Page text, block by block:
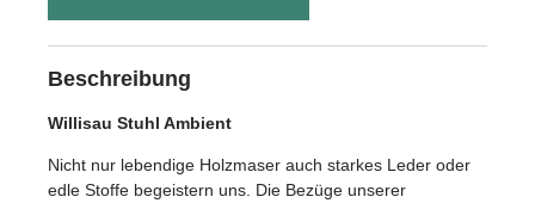
Beschreibung
Willisau Stuhl Ambient
Nicht nur lebendige Holzmaser auch starkes Leder oder
edle Stoffe begeistern uns. Die Bezüge unserer